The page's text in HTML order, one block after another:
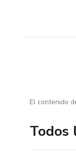
El contenido
Todos